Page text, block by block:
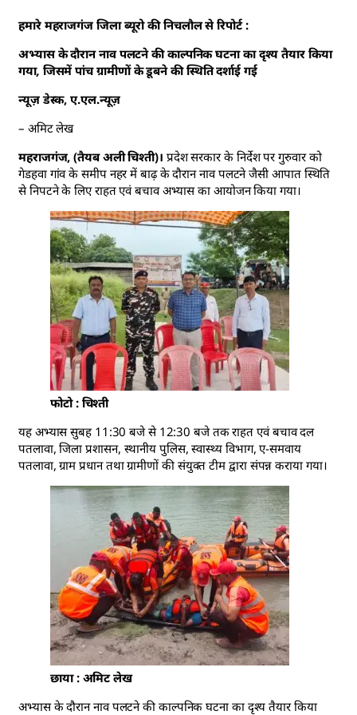
हमारे महराजगंज जिला ब्यूरो की निचलौल से रिपोर्ट :
अभ्यास के दौरान नाव पलटने की काल्पनिक घटना का दृश्य तैयार किया
गया, जिसमें पांच ग्रामीणों के डूबने की स्थिति दर्शाई गई
न्यूज़ डेस्क, ए.एल.न्यूज़
– अमिट लेख
महराजगंज, (तैयब अली चिश्ती)। प्रदेश सरकार के निर्देश पर गुरुवार को
गेडहवा गांव के समीप नहर में बाढ़ के दौरान नाव पलटने जैसी आपात स्थिति
से निपटने के लिए राहत एवं बचाव अभ्यास का आयोजन किया गया।
फोटो : चिश्ती
यह अभ्यास सुबह 11:30 बजे से 12:30 बजे तक राहत एवं बचाव दल
पतलावा, जिला प्रशासन, स्थानीय पुलिस, स्वास्थ्य विभाग, ए-समवाय
पतलावा, ग्राम प्रधान तथा ग्रामीणों की संयुक्त टीम द्वारा संपन्न कराया गया।
छाया : अमिट लेख
अभ्यास के दौरान नाव पलटने की काल्पनिक घटना का दृश्य तैयार किया